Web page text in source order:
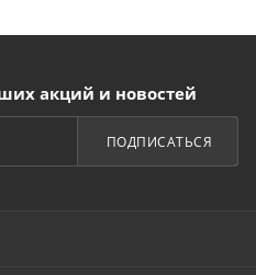
акций и новостей
ПОДПИСАТЬСЯ